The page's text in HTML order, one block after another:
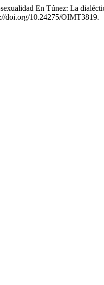
En Túnez: La
doi.org/10.24275/OIMT3819.